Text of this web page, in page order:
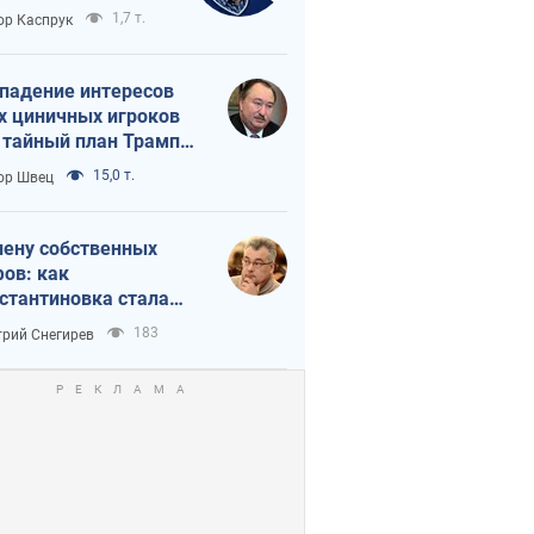
в
России
Каспрук 1,7 т.
интересов
циничных игроков
план Трампа
Швец 15,0 т.
собственных
как
стала
идеологической
для российских
Снегирев 183